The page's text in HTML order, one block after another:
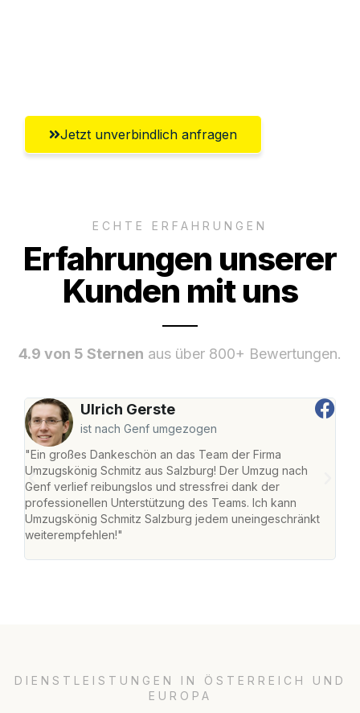
Jetzt unverbindlich anfragen
ECHTE ERFAHRUNGEN
Erfahrungen unserer
Kunden mit uns
4.9 von 5 Sternen aus über 800+ Bewertungen.
Ulrich Gerste
ist nach Genf umgezogen
"Ein großes Dankeschön an das Team der Firma
Umzugskönig Schmitz aus Salzburg! Der Umzug nach
Genf verlief reibungslos und stressfrei dank der
professionellen Unterstützung des Teams. Ich kann
Umzugskönig Schmitz Salzburg jedem uneingeschränkt
weiterempfehlen!"
DIENSTLEISTUNGEN IN ÖSTERREICH UND
EUROPA